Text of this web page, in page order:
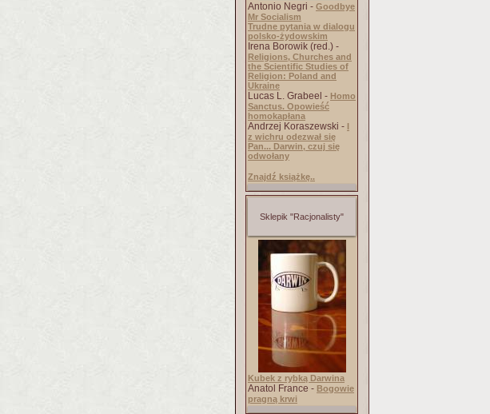
Antonio Negri - Goodbye
Mr Socialism
Trudne pytania w dialogu
polsko-żydowskim
Irena Borowik (red.) -
Religions, Churches and
the Scientific Studies of
Religion: Poland and
Ukraine
Lucas L. Grabeel - Homo
Sanctus. Opowieść
homokapłana
Andrzej Koraszewski - I
z wichru odezwał się
Pan... Darwin, czuj się
odwołany
Znajdź książkę..
Sklepik "Racjonalisty"
Kubek z rybką Darwina
Anatol France - Bogowie
pragną krwi